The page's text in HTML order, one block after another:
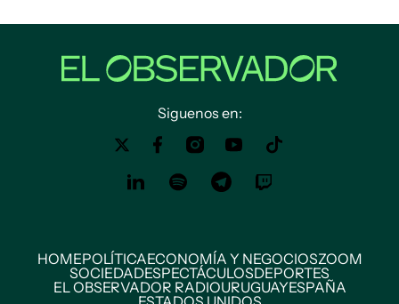
Siguenos en:
HOMEPOLÍTICAECONOMÍA Y NEGOCIOSZOOM
SOCIEDADESPECTÁCULOSDEPORTES
EL OBSERVADOR RADIOURUGUAYESPAÑA